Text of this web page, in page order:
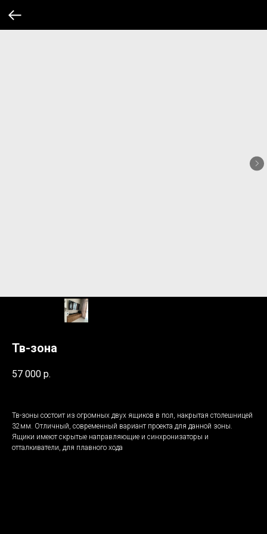
Тв-зона
57 000 р.
Тв-зоны состоит из огромных двух ящиков в пол, накрытая столешницей
32мм. Отличный, современный вариант проекта для данной зоны.
Ящики имеют скрытые направляющие и синхронизаторы и
отталкиватели, для плавного хода